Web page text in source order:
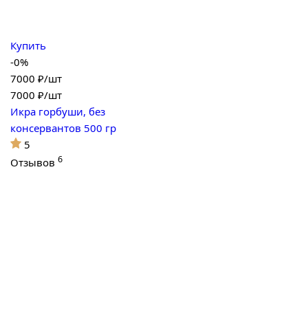
Купить
-0%
7000 ₽/шт
7000 ₽/шт
Икра горбуши, без
консервантов 500 гр
5
Отзывов 6